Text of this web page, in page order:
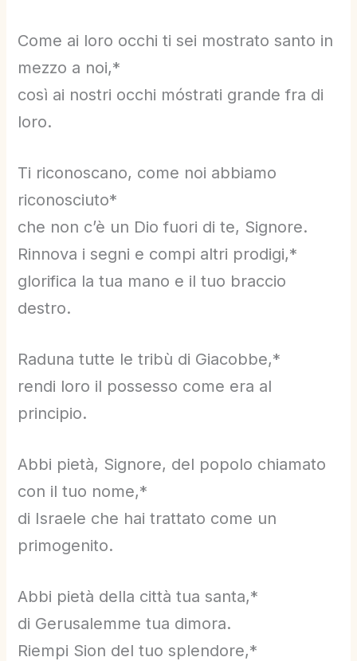
Come ai loro occhi ti sei mostrato santo in
mezzo a noi,*
così ai nostri occhi móstrati grande fra di
loro.
Ti riconoscano, come noi abbiamo
riconosciuto*
che non c’è un Dio fuori di te, Signore.
Rinnova i segni e compi altri prodigi,*
glorifica la tua mano e il tuo braccio
destro.
Raduna tutte le tribù di Giacobbe,*
rendi loro il possesso come era al
principio.
Abbi pietà, Signore, del popolo chiamato
con il tuo nome,*
di Israele che hai trattato come un
primogenito.
Abbi pietà della città tua santa,*
di Gerusalemme tua dimora.
Riempi Sion del tuo splendore,*